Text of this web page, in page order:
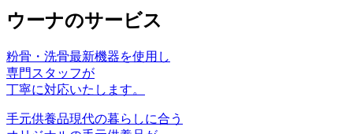
ウーナのサービス
粉骨・洗骨最新機器を使⽤し
専⾨スタッフが
丁寧に対応いたします。
手元供養品現代の暮らしに合う